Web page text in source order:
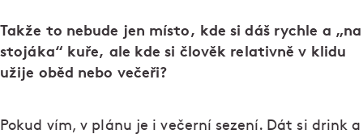
Takže to nebude jen místo, kde si dáš rychle a „na
stojáka“ kuře, ale kde si člověk relativně v klidu
užije oběd nebo večeři?
Pokud vím, v plánu je i večerní sezení. Dát si drink a